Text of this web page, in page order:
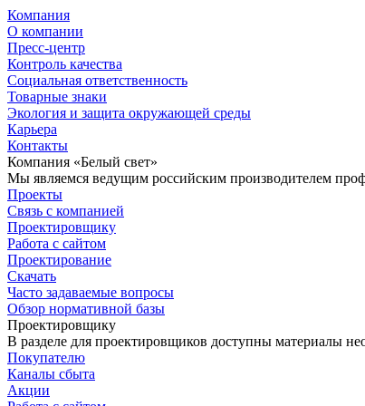
Компания
О компании
Пресс-центр
Контроль качества
Социальная ответственность
Товарные знаки
Экология и защита окружающей среды
Карьера
Контакты
Компания «Белый свет»
Мы являемся ведущим российским производителем
Проекты
Связь с компанией
Проектировщику
Работа с сайтом
Проектирование
Скачать
Часто задаваемые вопросы
Обзор нормативной базы
Проектировщику
В разделе для проектировщиков доступны материалы
Покупателю
Каналы сбыта
Акции